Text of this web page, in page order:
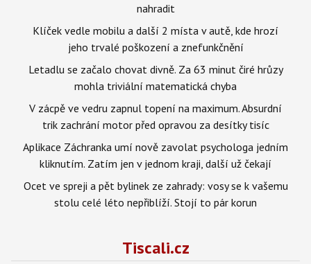
nahradit
Klíček vedle mobilu a další 2 místa v autě, kde hrozí
jeho trvalé poškození a znefunkčnění
Letadlu se začalo chovat divně. Za 63 minut čiré hrůzy
mohla triviální matematická chyba
V zácpě ve vedru zapnul topení na maximum. Absurdní
trik zachrání motor před opravou za desítky tisíc
Aplikace Záchranka umí nově zavolat psychologa jedním
kliknutím. Zatím jen v jednom kraji, další už čekají
Ocet ve spreji a pět bylinek ze zahrady: vosy se k vašemu
stolu celé léto nepřiblíží. Stojí to pár korun
Tiscali.cz